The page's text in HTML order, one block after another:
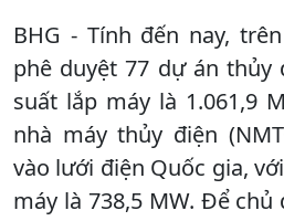
BHG - Tính đến nay,
phê duyệt 77 dự án thủy
suất lắp máy là 1.061,9
nhà máy thủy điện
vào lưới điện Quốc gia,
máy là 738,5 MW. Để